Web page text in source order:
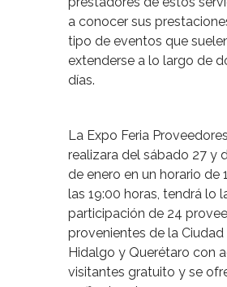
a conocer sus
tipo de eventos que
extenderse a lo largo de
días.
La Expo Feria
realizara del sábado 27 y
de enero en un horario de
las 19:00 horas, tendrá lo
participación de 24
provenientes de la Ciudad
Hidalgo y Querétaro con
visitantes gratuito y se